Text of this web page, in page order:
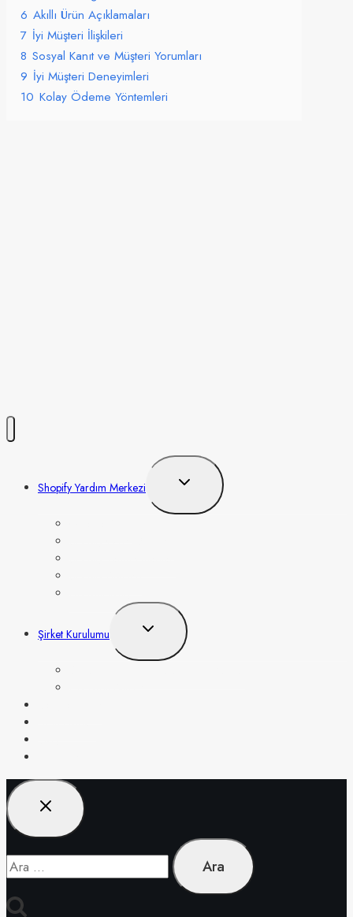
6 Akıllı Ürün Açıklamaları
7 İyi Müşteri İlişkileri
8 Sosyal Kanıt ve Müşteri Yorumları
9 İyi Müşteri Deneyimleri
10 Kolay Ödeme Yöntemleri
Shopify Yardım Merkezi
Toggle
Şirket Kurulumu
Toggle